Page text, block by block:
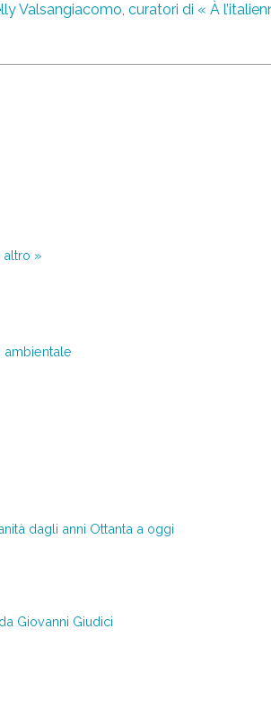
Valsangiacomo, curatori di « À
altro »
ambientale
dagli anni Ottanta a oggi
Giovanni Giudici